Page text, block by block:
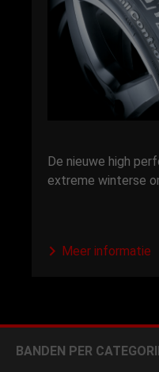
De nieuwe high
extreme winterse
Meer informatie
BANDEN PER